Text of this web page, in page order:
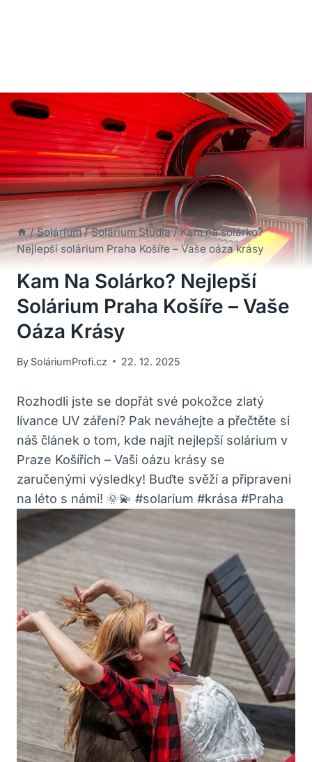
/ Solárium / Solárium Studia / Kam na solárko?
Nejlepší solárium Praha Košíře – Vaše oáza krásy
Kam Na Solárko? Nejlepší
Solárium Praha Košíře – Vaše
Oáza Krásy
By SoláriumProfi.cz 22. 12. 2025
Rozhodli jste se dopřát ‍své pokožce zlatý
lívance UV záření? Pak neváhejte​ a přečtěte si
náš článek‍ o tom, kde‍ najít nejlepší solárium v
Praze⁤ Košířích – Vaši oázu krásy ⁣se
zaručenými⁣ výsledky! Buďte ⁤svěží a připraveni
na léto s ​námi! 🌞💫 #solarium #krása #Praha